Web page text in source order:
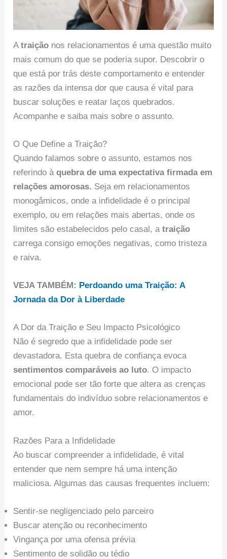
Atraição nos relacionamentos é uma questão muito
mais comum do que se poderia supor. Descobrir o
que está por trás deste comportamento e entender
as razões da intensa dor que causa é vital para
buscar soluções e reatar laços quebrados.
Acompanhe e saiba mais sobre o assunto.
O Que Define a Traição?
Quando falamos sobre o assunto, estamos nos
referindo àquebra de uma expectativa firmada em
relações amorosas. Seja em relacionamentos
monogâmicos, onde a infidelidade é o principal
exemplo, ou em relações mais abertas, onde os
limites são estabelecidos pelo casal, atraição
carrega consigo emoções negativas, como tristeza
e raiva.
VEJA TAMBÉM: Perdoando uma Traição: A
Jornada da Dor à Liberdade
A Dor da Traição e Seu Impacto Psicológico
Não é segredo que a infidelidade pode ser
devastadora. Esta quebra de confiança evoca
sentimentos comparáveis ao luto. O impacto
emocional pode ser tão forte que altera as crenças
fundamentais do indivíduo sobre relacionamentos e
amor.
Razões Para a Infidelidade
Ao buscar compreender a infidelidade, é vital
entender que nem sempre há uma intenção
maliciosa. Algumas das causas frequentes incluem:
Sentir-se negligenciado pelo parceiro
Buscar atenção ou reconhecimento
Vingança por uma ofensa prévia
Sentimento de solidão ou tédio